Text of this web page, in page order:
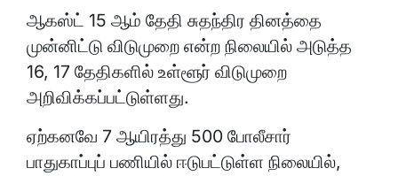
ஆகஸ்ட் 15 ஆம் தேதி சுதந்திர தினத்தை
முன்னிட்டு விடுமுறை என்ற நிலையில் அடுத்த
16, 17 தேதிகளில் உள்ளூர் விடுமுறை
அறிவிக்கப்பட்டுள்ளது.
ஏற்கனவே 7 ஆயிரத்து 500 போலீசார்
பாதுகாப்புப் பணியில் ஈடுபட்டுள்ள நிலையில்,